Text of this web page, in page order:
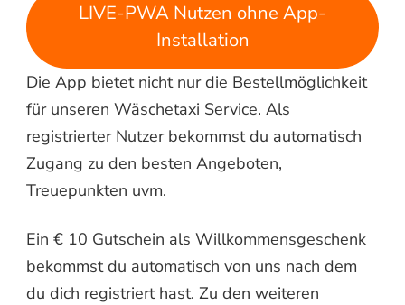
LIVE-PWA Nutzen ohne App-
Installation
Die App bietet nicht nur die Bestellmöglichkeit
für unseren Wäschetaxi Service. Als
registrierter Nutzer bekommst du automatisch
Zugang zu den besten Angeboten,
Treuepunkten uvm.
Ein € 10 Gutschein als Willkommensgeschenk
bekommst du automatisch von uns nach dem
du dich registriert hast. Zu den weiteren